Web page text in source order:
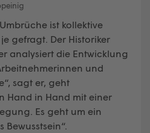
ist kollektive
gefragt. Der Historiker
analysiert die Entwicklung
und
sagt er, geht
Hand in Hand mit einer
Es geht um ein